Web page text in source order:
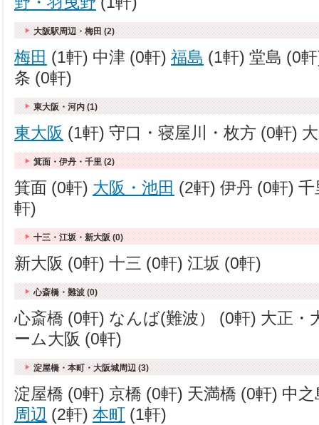
大阪駅周辺・梅田 (2)
梅田 (1軒) 中津 (0軒) 福島 (1軒) 堂島 (0
条 (0軒)
東大阪・河内 (1)
東大阪 (1軒) 守口・寝屋川・枚方 (0軒)
箕面・伊丹・千里 (2)
箕面 (0軒) 大阪・池田 (2軒) 伊丹 (0軒)
軒)
十三・江坂・新大阪 (0)
新大阪 (0軒) 十三 (0軒) 江坂 (0軒)
心斎橋・難波 (0)
心斎橋 (0軒) なんば(難波） (0軒) 大正・
ーム大阪 (0軒)
淀屋橋・本町・大阪城周辺 (3)
淀屋橋 (0軒) 京橋 (0軒) 天満橋 (0軒) 中
周辺 (2軒) 本町 (1軒)